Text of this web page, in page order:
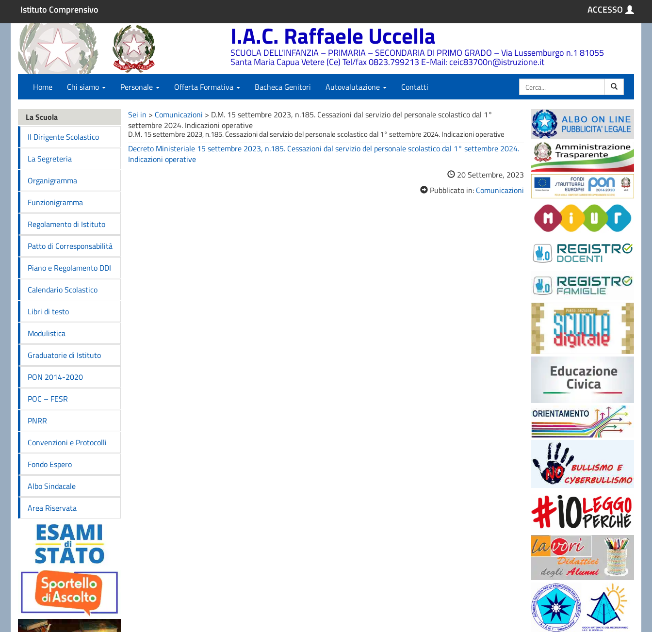
Istituto Comprensivo ACCESSO
I.A.C. Raffaele Uccella
SCUOLA DELL’INFANZIA – PRIMARIA – SECONDARIA DI PRIMO GRADO – Via Lussemburgo n.1 81055
Santa Maria Capua Vetere (Ce) Tel/fax 0823.799213 E-Mail: ceic83700n@istruzione.it
Cerca
Home Chi siamo Personale Offerta Formativa Bacheca Genitori Autovalutazione Contatti
La Scuola
Il Dirigente Scolastico
La Segreteria
Organigramma
Funzionigramma
Regolamento di Istituto
Patto di Corresponsabilità
Piano e Regolamento DDI
Calendario Scolastico
Libri di testo
Modulistica
Graduatorie di Istituto
PON 2014-2020
POC – FESR
PNRR
Convenzioni e Protocolli
Fondo Espero
Albo Sindacale
Area Riservata
Sei in > Comunicazioni > D.M. 15 settembre 2023, n.185. Cessazioni dal servizio del personale scolastico dal 1°
settembre 2024. Indicazioni operative
D.M. 15 settembre 2023, n.185. Cessazioni dal servizio del personale scolastico dal 1° settembre 2024. Indicazioni operative
Decreto Ministeriale 15 settembre 2023, n.185. Cessazioni dal servizio del personale scolastico dal 1° settembre 2024.
Indicazioni operative
20 Settembre, 2023
Pubblicato in: Comunicazioni